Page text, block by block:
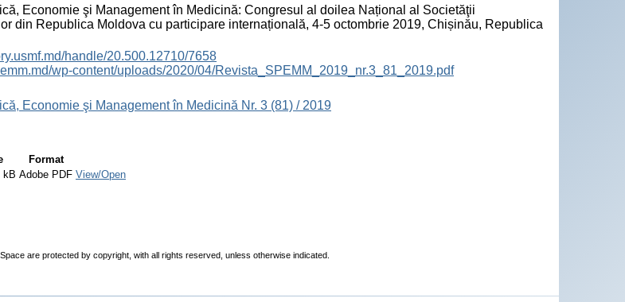
Economie şi Management în Medicină: Congresul al doilea Național al Societăţii
din Republica Moldova cu participare internațională, 4-5 octombrie 2019, Chișinău, Republica
handle/20.500.12710/7658
wp-content/uploads/2020/04/Revista_SPEMM_2019_nr.3_81_2019.pdf
Economie şi Management în Medicină Nr. 3 (81) / 2019
Format
kB Adobe PDF View/Open
are protected by copyright, with all rights reserved, unless otherwise indicated.